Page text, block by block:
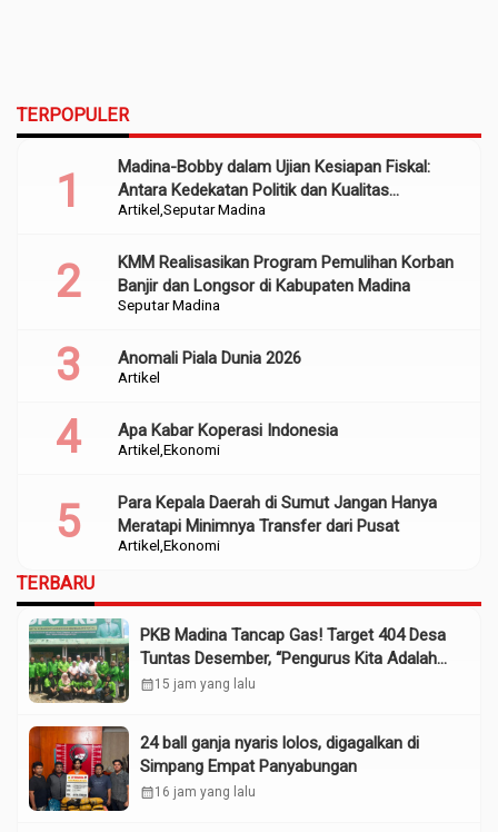
TERPOPULER
Artikel Seputar Madina
Madina-Bobby dalam Ujian Kesiapan Fiskal:
Antara Kedekatan Politik dan Kualitas
Perencanaan
Seputar Madina
KMM Realisasikan Program Pemulihan Korban
Banjir dan Longsor di Kabupaten Madina
Artikel
Anomali Piala Dunia 2026
Artikel Ekonomi
Apa Kabar Koperasi Indonesia
Artikel Ekonomi
Para Kepala Daerah di Sumut Jangan Hanya
Meratapi Minimnya Transfer dari Pusat
TERBARU
PKB Madina Tancap Gas! Target 404 Desa
Tuntas Desember, “Pengurus Kita Adalah
Tokoh”
calendar_month15 jam yang lalu
24 ball ganja nyaris lolos, digagalkan di
Simpang Empat Panyabungan
calendar_month16 jam yang lalu